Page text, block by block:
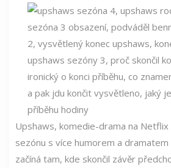
Upshaws, komedie-drama na
sezónu s více humorem a
začíná tam, kde skončil závěr